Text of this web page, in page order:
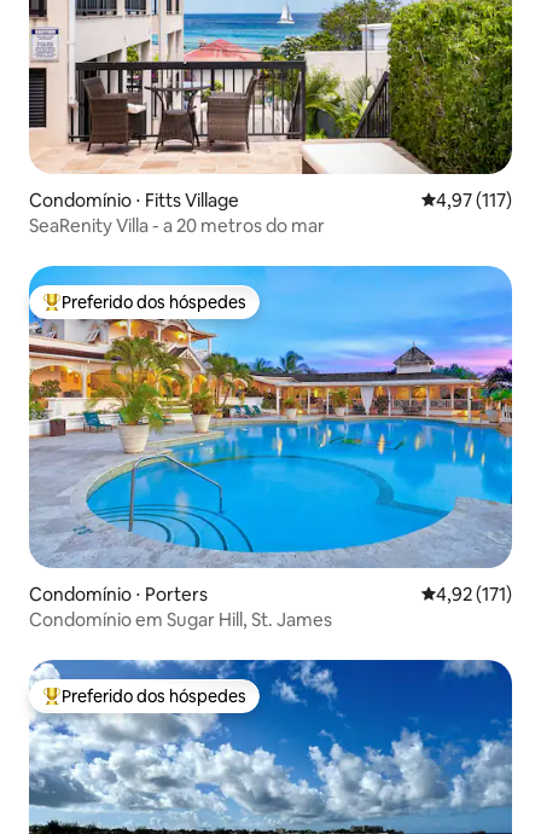
Condomínio ⋅ Fitts Village 4,97 de uma
4,97 (117)
SeaRenity Villa - a 20 metros do mar
Entre os melhores preferidos dos hóspedes
Preferido dos hóspedes
Condomínio ⋅ Porters 4,92 de uma
4,92 (171)
Condomínio em Sugar Hill, St. James
Entre os melhores preferidos dos hóspedes
Preferido dos hóspedes